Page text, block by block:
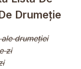
Drumeție
drumeției
zi